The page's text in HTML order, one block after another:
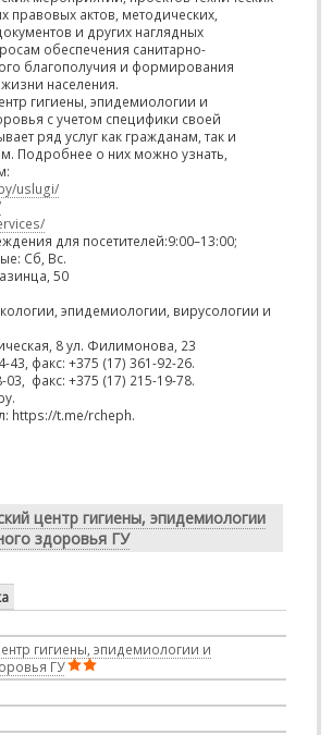
правовых актов, методических,
и других наглядных
обеспечения санитарно-
благополучия и формирования
населения.
гигиены, эпидемиологии и
с учетом специфики своей
ряд услуг как гражданам, так и
Подробнее о них можно узнать,
uslugi/
для посетителей:9:00–13:00;
Сб, Вс.
50
эпидемиологии, вирусологии и
8 ул. Филимонова, 23
43, факс: +375 (17) 361-92-26.
03, факс: +375 (17) 215-19-78.
https://t.me/rcheph.
центр гигиены, эпидемиологии
здоровья ГУ
гигиены, эпидемиологии и
ГУ